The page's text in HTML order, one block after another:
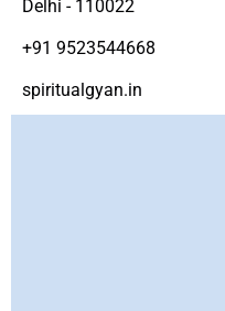
Delhi - 110022
+91 9523544668
spiritualgyan.in